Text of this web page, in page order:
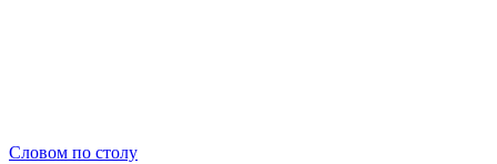
Словом по столу